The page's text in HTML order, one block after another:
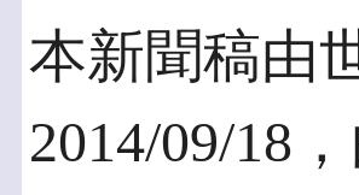
本新聞稿由
2014/09/18